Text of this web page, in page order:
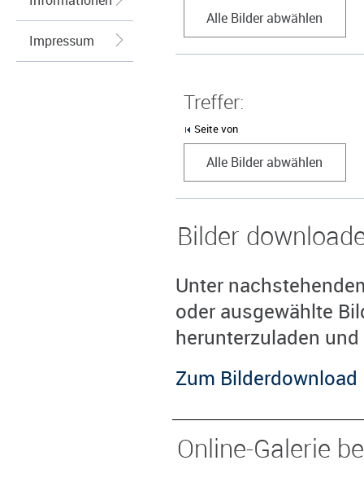
Impressum
Alle Bilder abwählen
Treffer:
Seite von
Alle Bilder abwählen
Bilder
Unter
oder ausgewählte
herunterzuladen
Zum Bilderdownload
Online-Galerie